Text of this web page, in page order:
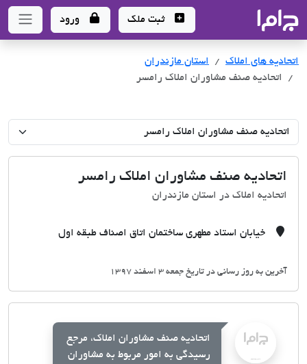
- سامانه جامع املاک و مشاورین املاک
ثبت ملک ورود
اتحادیه های املاک اتحادیه های املاک
استان مازندران
اتحادیه صنف مشاوران املاک رامسر
اتحادیه صنف مشاوران املاک رامسر
اتحادیه املاک در استان مازندران
خیابان استاد مطهری ساختمان اتاق اصناف طبقه اول
آخرین به روز رسانی در تاریخ جمعه 3 اسفند 1397
اتحادیه صنف مشاوران املاک، مرجع
رسیدگی به امور مربوط به مشاوران